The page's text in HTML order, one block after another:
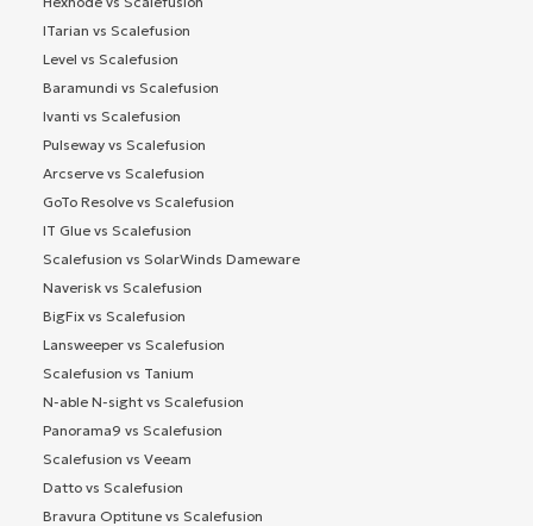
ITarian vs Scalefusion
Level vs Scalefusion
Baramundi vs Scalefusion
Ivanti vs Scalefusion
Pulseway vs Scalefusion
Arcserve vs Scalefusion
GoTo Resolve vs Scalefusion
IT Glue vs Scalefusion
Scalefusion vs SolarWinds Dameware
Naverisk vs Scalefusion
BigFix vs Scalefusion
Lansweeper vs Scalefusion
Scalefusion vs Tanium
N-able N-sight vs Scalefusion
Panorama9 vs Scalefusion
Scalefusion vs Veeam
Datto vs Scalefusion
Bravura Optitune vs Scalefusion